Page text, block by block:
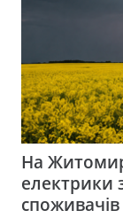
На
електрики